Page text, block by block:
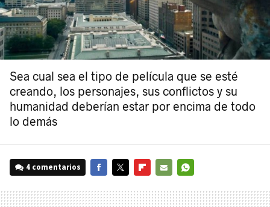
Sea cual sea el tipo de película que se esté
creando, los personajes, sus conflictos y su
humanidad deberían estar por encima de todo
lo demás
4 comentarios
MAIL